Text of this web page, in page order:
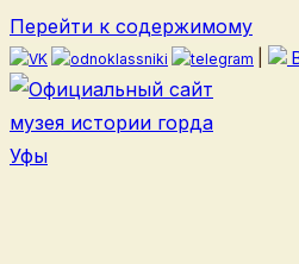
Перейти к содержимому